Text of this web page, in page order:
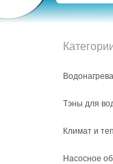
Тэны для
Климат и
Насосное